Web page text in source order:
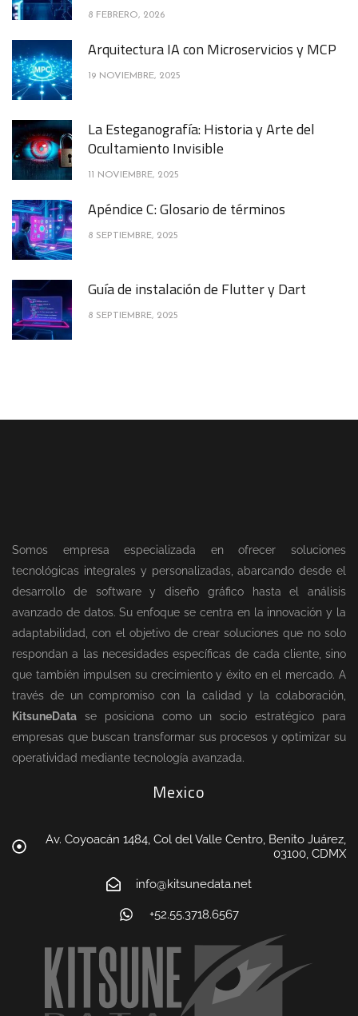
8 FEBRERO, 2026
Arquitectura IA con Microservicios y MCP
19 NOVIEMBRE, 2025
La Esteganografía: Historia y Arte del
Ocultamiento Invisible
11 NOVIEMBRE, 2025
Apéndice C: Glosario de términos
8 SEPTIEMBRE, 2025
Guía de instalación de Flutter y Dart
8 SEPTIEMBRE, 2025
Somos empresa especializada en ofrecer soluciones
tecnológicas integrales y personalizadas, abarcando desde el
desarrollo de software y diseño gráfico hasta el análisis
avanzado de datos. Su enfoque se centra en la innovación y la
adaptabilidad, con el objetivo de crear soluciones que no solo
respondan a las necesidades específicas de cada cliente, sino
que también impulsen su crecimiento y éxito en el mercado. A
través de un compromiso con la calidad y la colaboración,
KitsuneData se posiciona como un socio estratégico para
empresas que buscan transformar sus procesos y optimizar su
operatividad mediante tecnología avanzada.
Mexico
Av. Coyoacán 1484, Col del Valle Centro, Benito Juárez,
03100, CDMX
info@kitsunedata.net
+52.55.3718.6567